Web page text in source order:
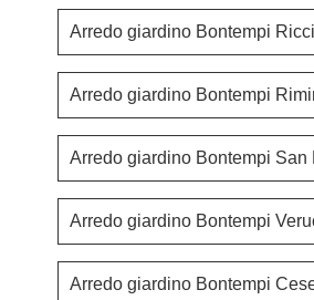
Arredo giardino Bontempi
Arredo giardino Bontempi
Arredo giardino Bontempi San
Arredo giardino Bontempi
Arredo giardino Bontempi